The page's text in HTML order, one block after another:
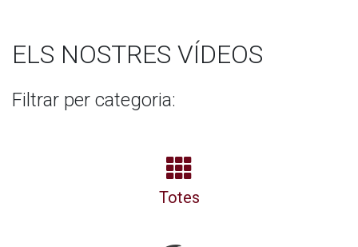
ELS NOSTRES VÍDEOS
Filtrar per categoria:
Totes